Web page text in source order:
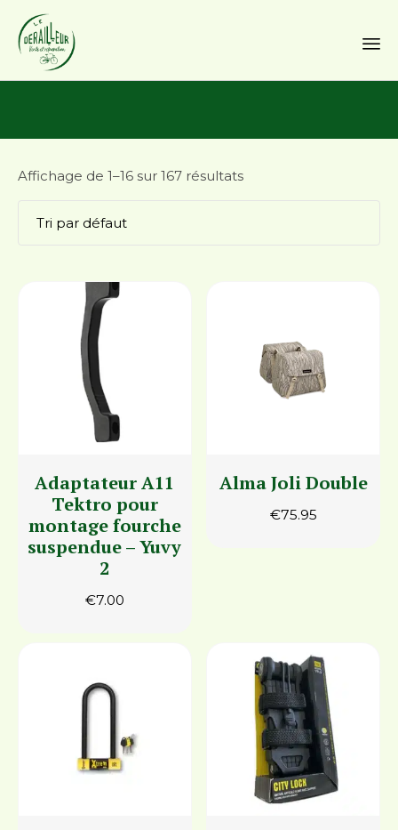
Affichage de 1–16 sur 167 résultats
Adaptateur A11
Tektro pour
montage fourche
suspendue – Yuvy
2
€7.00
Alma Joli Double
€75.95